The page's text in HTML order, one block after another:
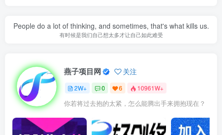
People do a lot of thinking, and sometimes, that's what kills us.
有时候是我们自己想太多才让自己如此难受
燕子项目网 关注
2W+ 0 6 10961W+
你若将过去抱的太紧，怎么能腾出手来拥抱现在？